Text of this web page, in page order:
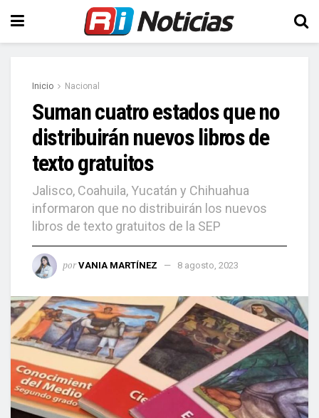
Inicio Nacional
Suman cuatro estados que no
distribuirán nuevos libros de
texto gratuitos
Jalisco, Coahuila, Yucatán y Chihuahua
informaron que no distribuirán los nuevos
libros de texto gratuitos de la SEP
por VANIA MARTÍNEZ 8 agosto, 2023